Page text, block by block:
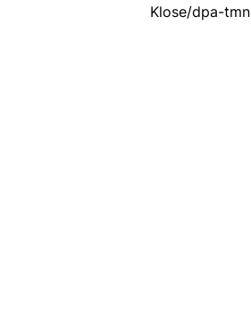
Klose/dpa-tmn